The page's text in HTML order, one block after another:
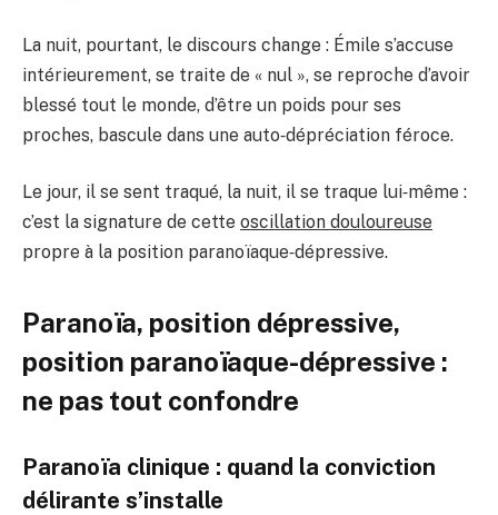
La nuit, pourtant, le discours change : Émile s’accuse
intérieurement, se traite de « nul », se reproche d’avoir
blessé tout le monde, d’être un poids pour ses
proches, bascule dans une auto‑dépréciation féroce.
Le jour, il se sent traqué, la nuit, il se traque lui‑même :
c’est la signature de cette oscillation douloureuse
propre à la position paranoïaque‑dépressive.
Paranoïa, position dépressive,
position paranoïaque-dépressive :
ne pas tout confondre
Paranoïa clinique : quand la conviction
délirante s’installe